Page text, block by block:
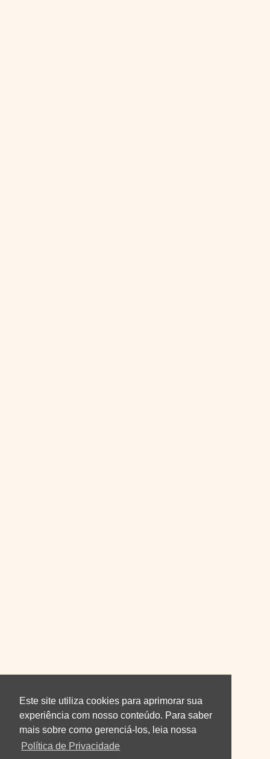
Este site utiliza cookies para aprimorar sua
experiência com nosso conteúdo. Para saber
mais sobre como gerenciá-los, leia nossa
Política de Privacidade